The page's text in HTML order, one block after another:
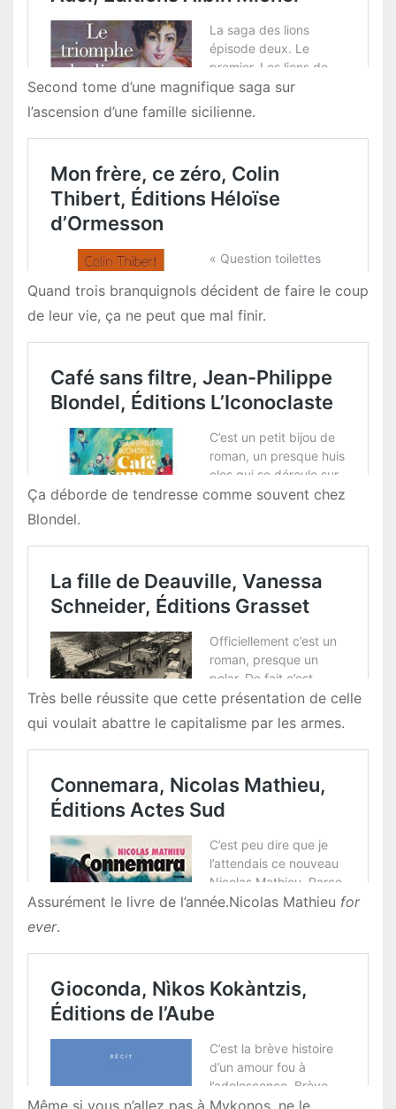
Second tome d’une magnifique saga sur
l’ascension d’une famille sicilienne.
Quand trois branquignols décident de faire le coup
de leur vie, ça ne peut que mal finir.
Ça déborde de tendresse comme souvent chez
Blondel.
Très belle réussite que cette présentation de celle
qui voulait abattre le capitalisme par les armes.
Assurément le livre de l’année.Nicolas Mathieu for
ever.